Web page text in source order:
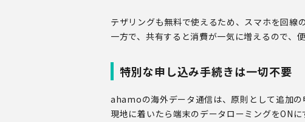
テザリングも無料で使えるため、スマホを回線
一方で、共有すると消費が一気に増えるので、
特別な申し込み手続きは一切不要
ahamoの海外データ通信は、原則として追加の
現地に着いたら端末のデータローミングをON